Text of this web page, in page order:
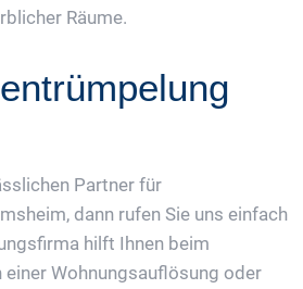
Räume.
Partner für
dann rufen Sie uns einfach
hilft Ihnen beim
Wohnungsauflösung oder